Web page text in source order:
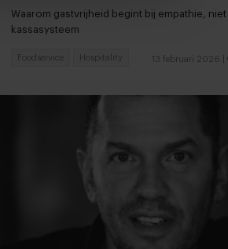
Waarom gastvrijheid begint bij empathie, niet
kassasysteem
13 februari 2026
Foodservice Hospitality